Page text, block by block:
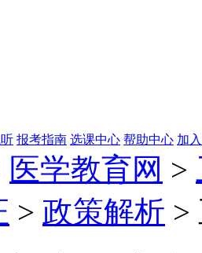
报考指南 选课中心 帮助中心 加
医学教育网 >
> 政策解析 >